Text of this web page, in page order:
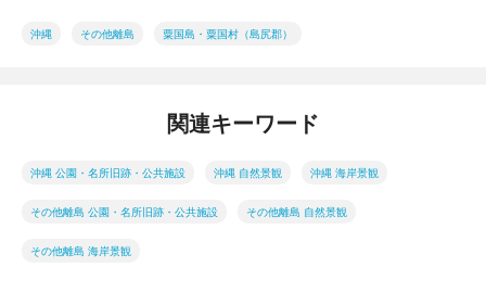
沖縄 その他離島 粟国島・粟国村（島尻郡）
関連キーワード
沖縄 公園・名所旧跡・公共施設 沖縄 自然景観 沖縄 海岸景観
その他離島 公園・名所旧跡・公共施設 その他離島 自然景観
その他離島 海岸景観